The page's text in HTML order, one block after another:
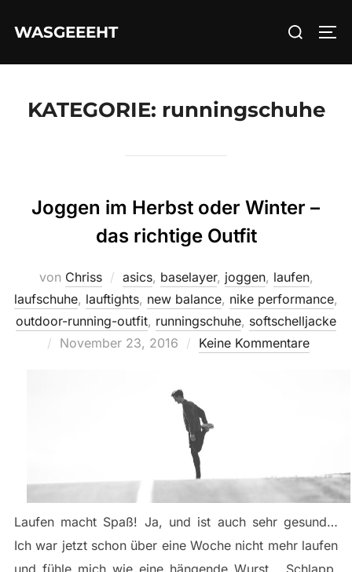
InhaltWASGEEEHT
Suchen
KATEGORIE: runningschuhe
Joggen im Herbst oder Winter –
das richtige Outfit
von Chriss asics, baselayer, joggen, laufen,
laufschuhe, lauftights, new balance, nike performance,
outdoor-running-outfit, runningschuhe, softschelljacke
Veröffentlicht
November 23, 2016 Keine Kommentare
Laufen macht Spaß! Ja, und ist auch sehr gesund…
Ich war jetzt schon über eine Woche nicht mehr laufen